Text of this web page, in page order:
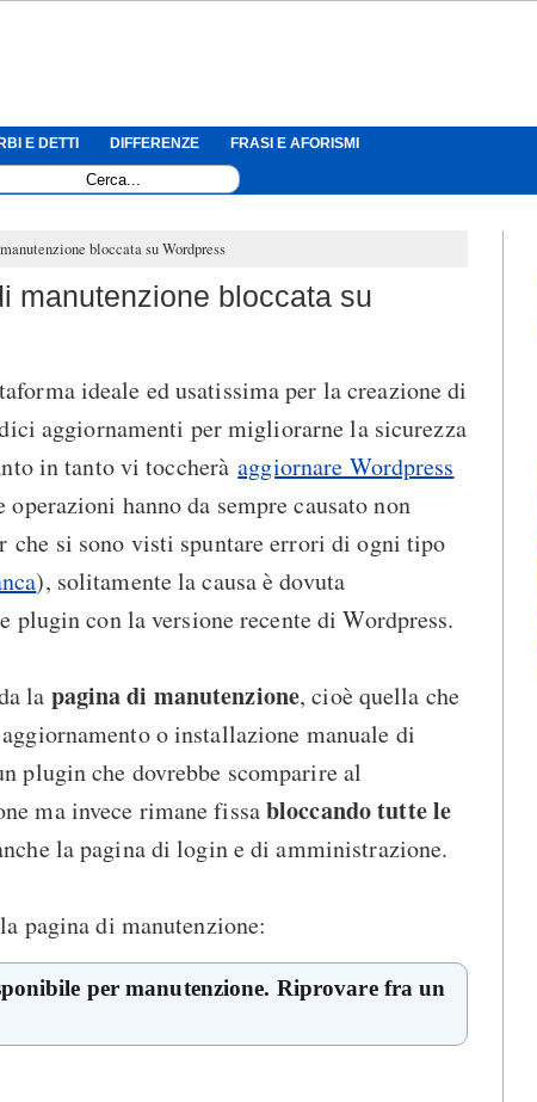
E DETTI DIFFERENZE FRASI E AFORISMI
bloccata su Wordpress
manutenzione bloccata su
ideale ed usatissima per la creazione di
aggiornamenti per migliorarne la sicurezza
in tanto vi toccheràaggiornare Wordpress
operazioni hanno da sempre causato non
che si sono visti spuntare errori di ogni tipo
), solitamente la causa è dovuta
con la versione recente di Wordpress.
la pagina di manutenzione, cioè quella che
o installazione manuale di
plugin che dovrebbe scomparire al
ma invece rimane fissabloccando tutte le
la pagina di login e di amministrazione.
pagina di manutenzione:
per manutenzione. Riprovare fra un